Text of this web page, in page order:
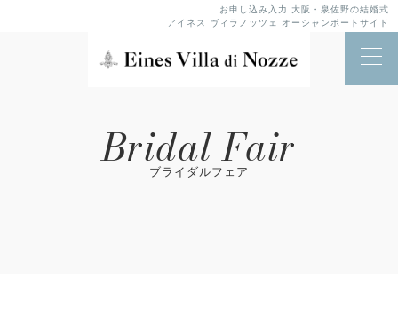
お申し込み入力 大阪・泉佐野の結婚式
アイネス ヴィラノッツェ オーシャンポートサイド
Bridal Fair
ブライダルフェア